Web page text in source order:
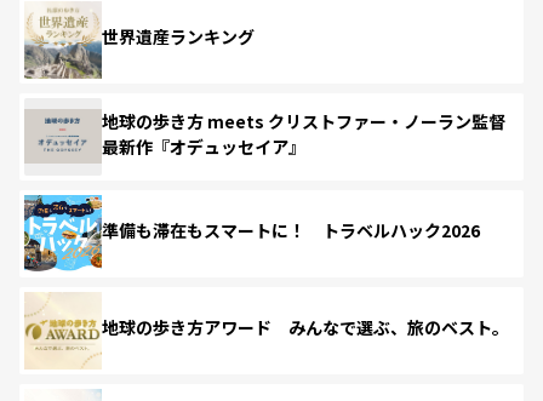
世界遺産ランキング
地球の歩き方 meets クリストファー・ノーラン監督
最新作『オデュッセイア』
準備も滞在もスマートに！ トラベルハック2026
地球の歩き方アワード みんなで選ぶ、旅のベスト。